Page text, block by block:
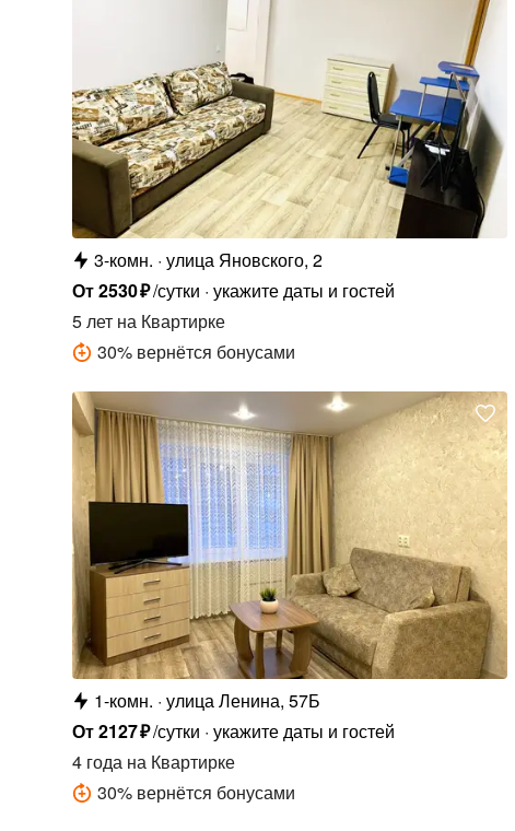
3-комн. улица Яновского, 2
От2530₽/сутки укажите даты и гостей
5 летна Квартирке
30% вернётся бонусами
1-комн. улица Ленина, 57Б
От2127₽/сутки укажите даты и гостей
4 годана Квартирке
30% вернётся бонусами